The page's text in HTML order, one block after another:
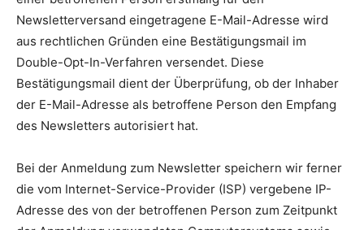
Newsletterversand eingetragene E-Mail-Adresse wird
aus rechtlichen Gründen eine Bestätigungsmail im
Double-Opt-In-Verfahren versendet. Diese
Bestätigungsmail dient der Überprüfung, ob der Inhaber
der E-Mail-Adresse als betroffene Person den Empfang
des Newsletters autorisiert hat.
Bei der Anmeldung zum Newsletter speichern wir ferner
die vom Internet-Service-Provider (ISP) vergebene IP-
Adresse des von der betroffenen Person zum Zeitpunkt